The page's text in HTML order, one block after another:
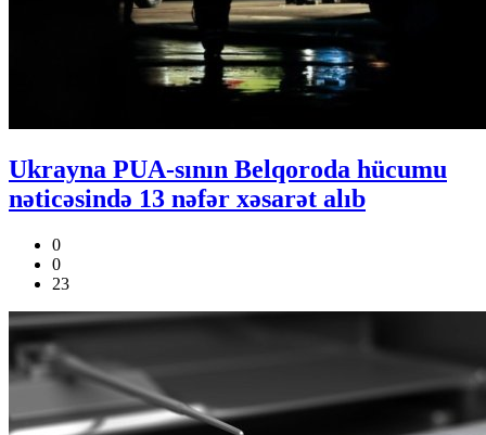
Ukrayna PUA-sının Belqoroda hücumu
nəticəsində 13 nəfər xəsarət alıb
0
0
23